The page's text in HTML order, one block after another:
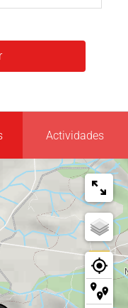
Actividades